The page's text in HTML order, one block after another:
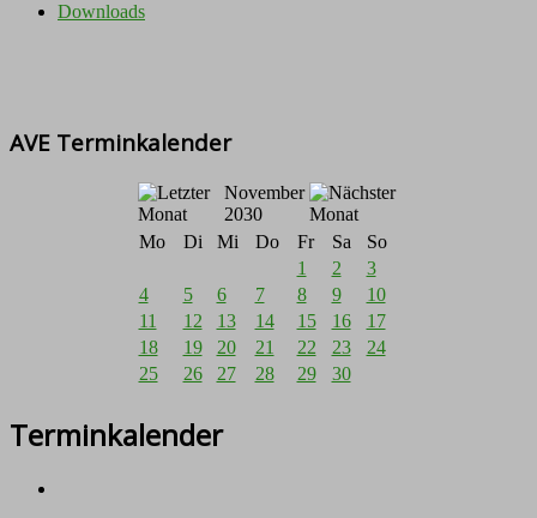
Downloads
AVE Terminkalender
November
2030
Mo
Di Mi Do Fr Sa
So
1
2
3
4
5 6 7 8 9
10
11
12 13 14 15 16
17
18
19 20 21 22 23
24
25
26 27 28 29 30
Terminkalender